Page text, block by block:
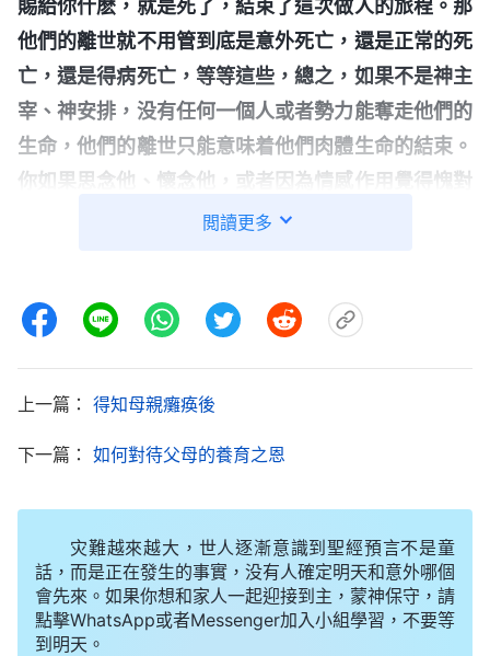
賜給你什麽，就是死了，結束了這次做人的旅程。那
他們的離世就不用管到底是意外死亡，還是正常的死
亡，還是得病死亡，等等這些，總之，如果不是神主
宰、神安排，没有任何一個人或者勢力能奪走他們的
生命，他們的離世只能意味着他們肉體生命的結束。
你如果思念他、懷念他，或者因為情感作用覺得愧對
他們，這都是不應該的，没必要。人都離世了，你再
多受多少苦啊？這麽多年一直想着能在他們身邊陪伴
過，覺得愧疚啊』，你這麽想没必要，這跟你没有關
他們也好，這不是神給你的義務與任務，他們在你身
命，也不會因為你遠離他們，不能常常陪伴在他們身
邊而縮短壽命，他們的壽命都是神命定好的，跟你没
有任何關係。所以，在你有生之年，如果聽到父母離
閲讀更多
上一篇： 得知母親癱痪後
下一篇： 如何對待父母的養育之恩
灾難越來越大，世人逐漸意識到聖經預言不是童
話，而是正在發生的事實，没有人確定明天和意外哪個
會先來。如果你想和家人一起迎接到主，蒙神保守，請
點擊WhatsApp或者Messenger加入小組學習，不要等
到明天。